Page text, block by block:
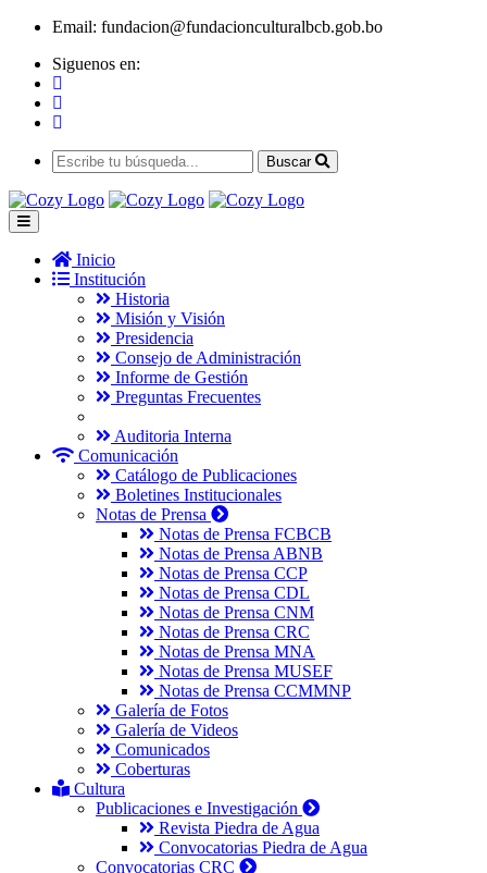
Email: fundacion@fundacionculturalbcb.gob.bo
Siguenos en:
Buscar
Inicio
Institución
Historia
Misión y Visión
Presidencia
Consejo de Administración
Informe de Gestión
Preguntas Frecuentes
Auditoria Interna
Comunicación
Catálogo de Publicaciones
Boletines Institucionales
Notas de Prensa
Notas de Prensa FCBCB
Notas de Prensa ABNB
Notas de Prensa CCP
Notas de Prensa CDL
Notas de Prensa CNM
Notas de Prensa CRC
Notas de Prensa MNA
Notas de Prensa MUSEF
Notas de Prensa CCMMNP
Galería de Fotos
Galería de Videos
Comunicados
Coberturas
Cultura
Publicaciones e Investigación
Revista Piedra de Agua
Convocatorias Piedra de Agua
Convocatorias CRC